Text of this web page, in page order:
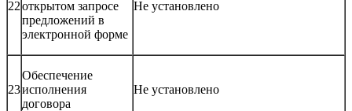
22открытом запросе
предложений в
электронной форме
Не установлено
23
Обеспечение
исполнения
договора
Не установлено